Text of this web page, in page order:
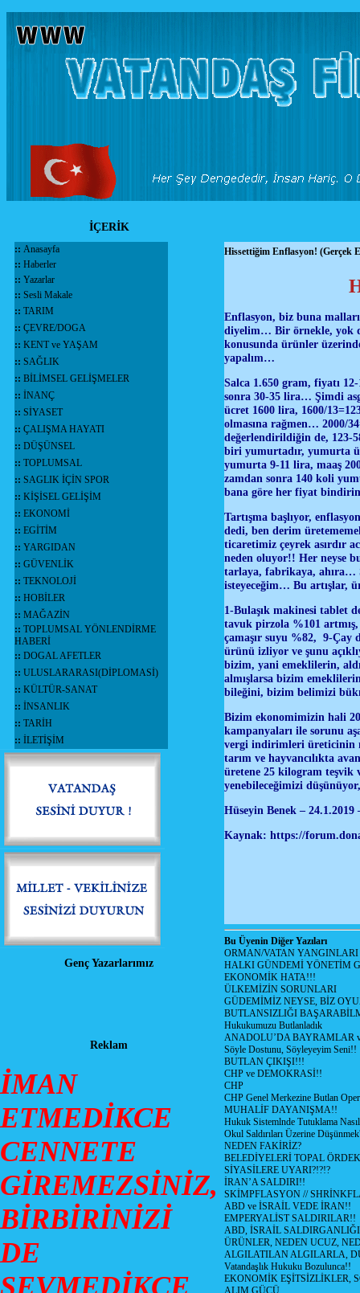
İÇERİK
:: Anasayfa
:: Haberler
:: Yazarlar
:: Sesli Makale
:: TARIM
:: ÇEVRE/DOGA
:: KENT ve YAŞAM
:: SAĞLIK
:: BİLİMSEL GELİŞMELER
:: İNANÇ
:: SİYASET
:: ÇALIŞMA HAYATI
:: DÜŞÜNSEL
:: TOPLUMSAL
:: SAGLIK İÇİN SPOR
:: KİŞİSEL GELİŞİM
:: EKONOMİ
:: EGİTİM
:: YARGIDAN
:: GÜVENLİK
:: TEKNOLOJİ
:: HOBİLER
:: MAĞAZİN
:: TOPLUMSAL YÖNLENDİRME
HABERİ
:: DOGAL AFETLER
:: ULUSLARARASI(DİPLOMASİ)
:: KÜLTÜR-SANAT
:: İNSANLIK
:: TARİH
:: İLETİŞİM
Genç Yazarlarımız
Reklam
İMAN
ETMEDİKCE
CENNETE
GİREMEZSİNİZ,
BİRBİRİNİZİ
DE
SEVMEDİKCE
Hissettiğim Enflasyon! (Gerçek
Enflasyon, biz buna
diyelim… Bir örnekle, yok
konusunda ürünler
yapalım…
Salca 1.650 gram, fiyatı
sonra 30-35 lira… Şimdi
ücret 1600 lira, 1600/
olmasına rağmen… 2000/
değerlendirildiğin de, 123-
biri yumurtadır, yumurta
yumurta 9-11 lira, maaş
zamdan sonra 140 koli
bana göre her fiyat
Tartışma başlıyor,
dedi, ben derim
ticaretimiz çeyrek asırdır
neden oluyor!! Her neyse
tarlaya, fabrikaya, ahıra…
isteyeceğim… Bu artışlar,
1-Bulaşık makinesi tablet
tavuk pirzola %101 artmış,
çamaşır suyu %82, 9-
ürünü izliyor ve şunu
bizim, yani emeklilerin,
almışlarsa bizim
bileğini, bizim belimizi
Bizim ekonomimizin hali
kampanyaları ile sorunu
vergi indirimleri üreticinin
tarım ve hayvancılıkta
üretene 25 kilogram
yenebileceğimizi
Hüseyin Benek –
Kaynak: https://
Bu Üyenin Diğer Yazıları
ORMAN/VATAN
HALKI GÜNDEMİ YÖNETİM
EKONOMİK HATA!!!
ÜLKEMİZİN SORUNLARI
GÜDEMİMİZ NEYSE, BİZ
BUTLANSIZLIĞI
Hukukumuzu Butlanladık
ANADOLU’DA BAYRAMLAR
Söyle Dostunu, Söyleyeyim Seni!!
BUTLAN ÇIKIŞI!!!
CHP ve DEMOKRASİ!!
CHP
CHP Genel Merkezine Butlan
MUHALİF DAYANIŞMA!!
Hukuk Sistemlnde Tutuklama
Okul Saldırıları Üzerine
NEDEN FAKİRİZ?
BELEDİYELERİ TOPAL
SİYASİLERE UYARI?!?!?
İRAN’A SALDIRI!!
SKİMPFLASYON //
ABD ve İSRAİL VEDE İRAN!!
EMPERYALİST SALDIRILAR!!
ABD, İSRAİL SALDIRGANLIĞI
ÜRÜNLER, NEDEN UCUZ,
ALGILATILAN ALGILARLA,
Vatandaşlık Hukuku Bozulunca!!
EKONOMİK EŞİTSİZLİKLER,
ALIM GÜCÜ